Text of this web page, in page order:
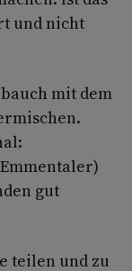
und nicht
mit dem
gut
teilen und zu